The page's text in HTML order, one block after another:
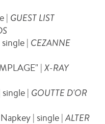
| GUEST LIST
| CEZANNE
| X-RAY
| GOUTTE D'OR
| single |ALTER